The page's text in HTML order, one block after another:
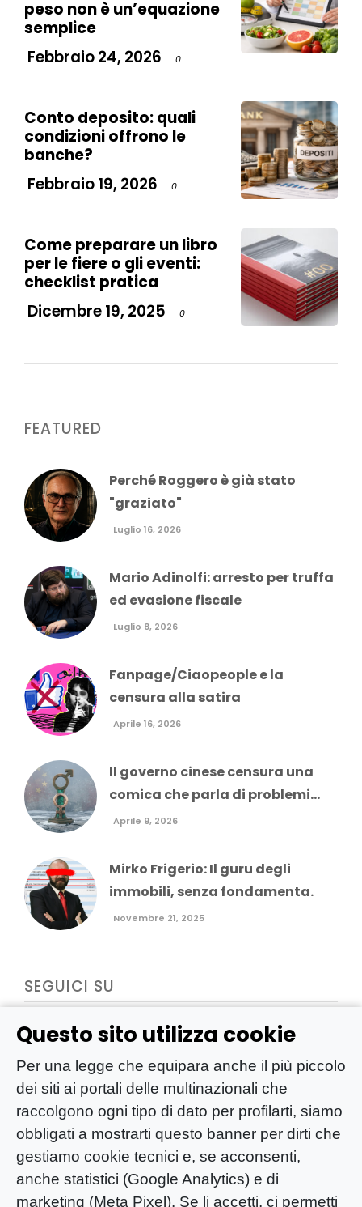
Questo sito utilizza cookie
Per una legge che equipara anche il più piccolo
dei siti ai portali delle multinazionali che
raccolgono ogni tipo di dato per profilarti, siamo
obbligati a mostrarti questo banner per dirti che
gestiamo cookie tecnici e, se acconsenti,
anche statistici (Google Analytics) e di
marketing (Meta Pixel). Se li accetti, ci permetti
peso non è un’equazione
semplice
Febbraio 24, 2026
0
Conto deposito: quali
condizioni offrono le
banche?
Febbraio 19, 2026
0
Come preparare un libro
per le fiere o gli eventi:
checklist pratica
Dicembre 19, 2025
0
FEATURED
Perché Roggero è già stato
"graziato"
Luglio 16, 2026
Mario Adinolfi: arresto per truffa
ed evasione fiscale
Luglio 8, 2026
Fanpage/Ciaopeople e la
censura alla satira
Aprile 16, 2026
Il governo cinese censura una
comica che parla di problemi...
Aprile 9, 2026
Mirko Frigerio: Il guru degli
immobili, senza fondamenta.
Novembre 21, 2025
SEGUICI SU